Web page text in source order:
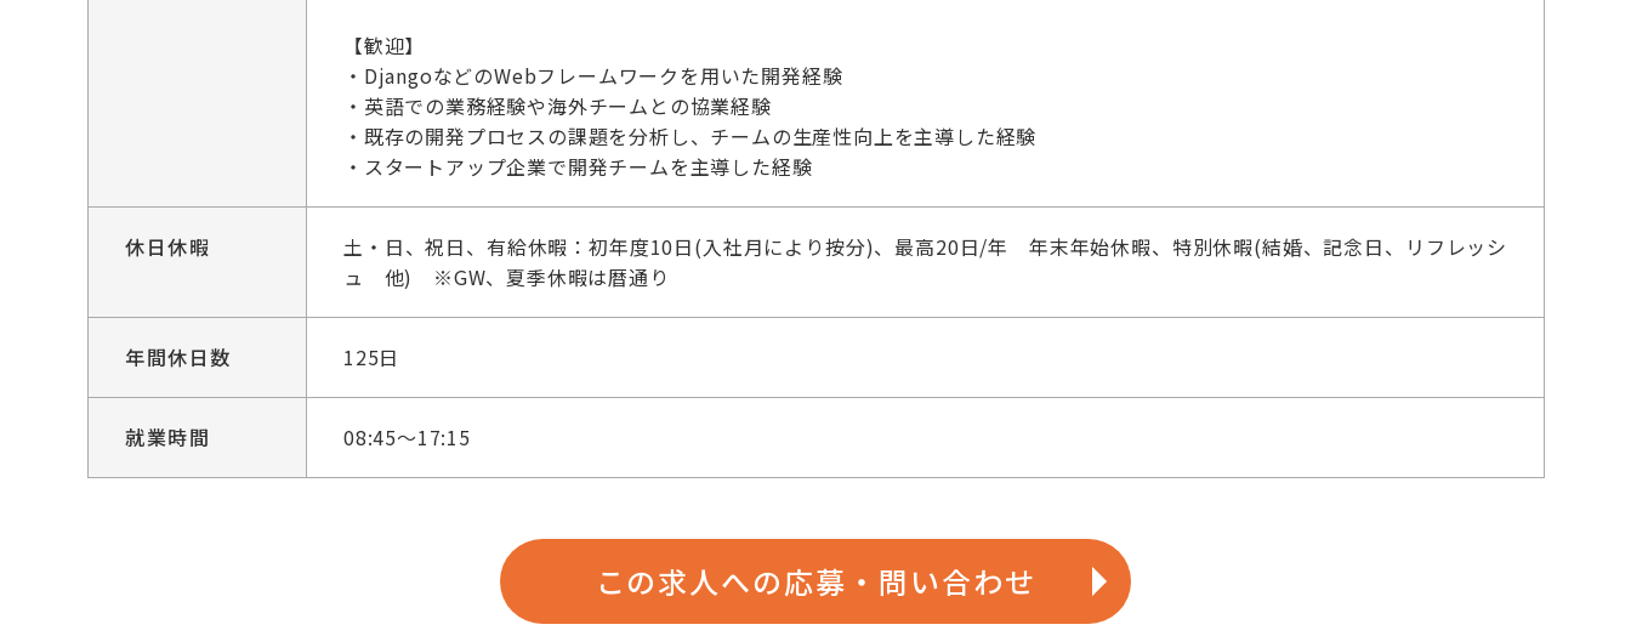
【歓迎】
・DjangoなどのWebフレームワークを用いた開発経験
・英語での業務経験や海外チームとの協業経験
・既存の開発プロセスの課題を分析し、チームの生産性向上を主導した経験
・スタートアップ企業で開発チームを主導した経験
休日休暇
土・日、祝日、有給休暇：初年度10日(入社月により按分)、最高20日/年 年末年始休暇、特別休暇(結婚、記念日、リフレッシ
ュ 他) ※GW、夏季休暇は暦通り
年間休日数 125日
就業時間 08:45～17:15
この求人への応募・問い合わせ